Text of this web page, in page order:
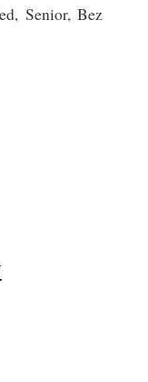
Senior, Bez